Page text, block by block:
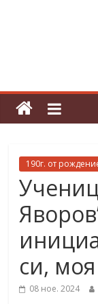
190г. от
си,
08 ное. 2024